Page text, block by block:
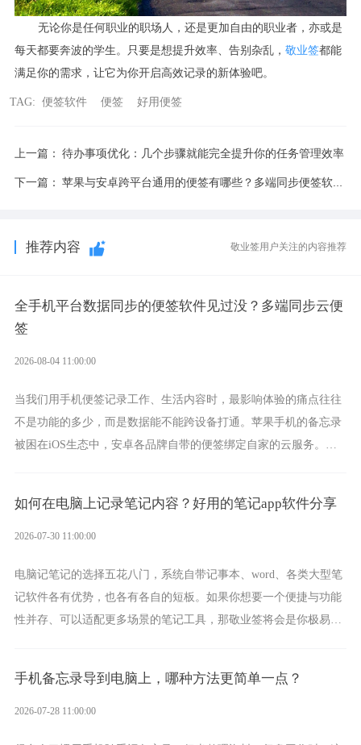
无论你是任何职业的职场人，还是更加自由的职业者，亦或是
每天都要奔波的学生。只要是想提升效率、告别杂乱， 敬业签都能
满足你的需求，让它为你开启高效记录的新体验吧。
TAG: 便签软件 便签 好用便签
上一篇： 待办事项优化：几个步骤就能完全提升你的任务管理效率
下一篇： 苹果与安卓跨平台通用的便签有哪些？多端同步便签软件app
推荐内容 敬业签用户关注的内容推荐
全手机平台数据同步的便签软件见过没？多端同步云便
签
2026-08-04 11:00:00
当我们用手机便签记录工作、生活内容时，最影响体验的痛点往往
不是功能的多少，而是数据能不能跨设备打通。苹果手机的备忘录
被困在iOS生态中，安卓各品牌自带的便签绑定自家的云服务。而
如何在电脑上记录笔记内容？好用的笔记app软件分享
2026-07-30 11:00:00
电脑记笔记的选择五花八门，系统自带记事本、word、各类大型笔
记软件各有优势，也各有各自的短板。如果你想要一个便捷与功能
性并存、可以适配更多场景的笔记工具，那敬业签将会是你极易上
手机备忘录导到电脑上，哪种方法更简单一点？
2026-07-28 11:00:00